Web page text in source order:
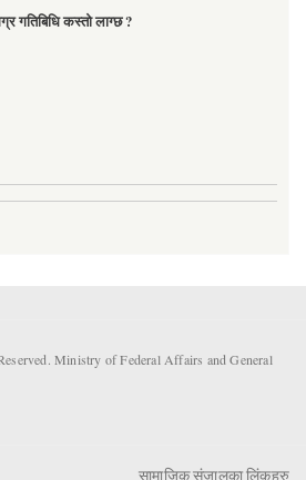
गतिबिधि कस्तो लाग्छ ?
Ministry of Federal Affairs and General